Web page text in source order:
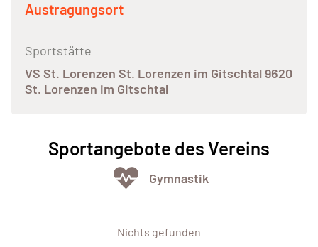
Austragungsort
Sportstätte
VS St. Lorenzen St. Lorenzen im Gitschtal 9620
St. Lorenzen im Gitschtal
Sportangebote des Vereins
Gymnastik
Nichts gefunden